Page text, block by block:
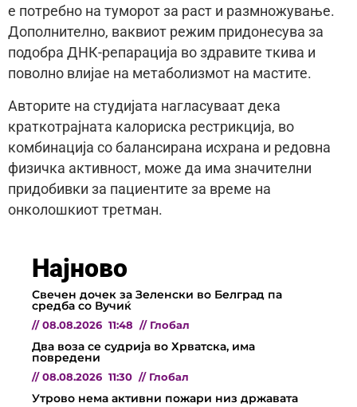
е потребно на туморот за раст и размножување.
Дополнително, ваквиот режим придонесува за
подобра ДНК-репарација во здравите ткива и
поволно влијае на метаболизмот на мастите.
Авторите на студијата нагласуваат дека
краткотрајната калориска рестрикција, во
комбинација со балансирана исхрана и редовна
физичка активност, може да има значителни
придобивки за пациентите за време на
онколошкиот третман.
Најново
Свечен дочек за Зеленски во Белград па
средба со Вучиќ
// 08.08.2026 11:48 // Глобал
Два воза се судрија во Хрватска, има
повредени
// 08.08.2026 11:30 // Глобал
Утрово нема активни пожари низ државата